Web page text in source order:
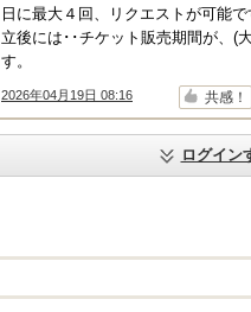
日に最大４回、リクエストが可
立後には･･チケット販売期間が、(
す。
2026年04月19日 08:16
↑ 共感！
↓
ログイン